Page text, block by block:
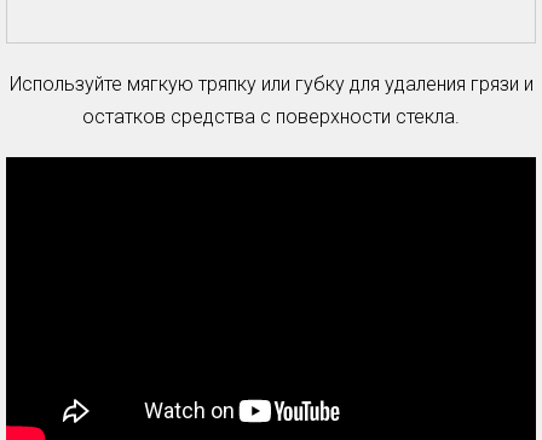
Используйте мягкую тряпку или губку для удаления грязи и
остатков средства с поверхности стекла.